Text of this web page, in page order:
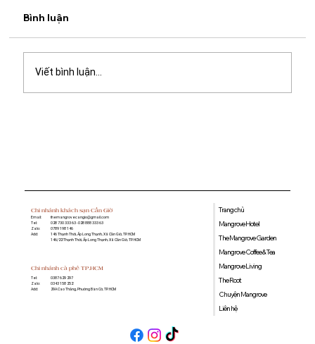
Bình luận
Viết bình luận...
Chi nhánh khách sạn Cần Giờ
Email:
Tel:
Zalo:
Add:
themangrovecangio@gmail.com
028 730 333 63 - 028 888 333 63
0789 198 146
146 Thạnh Thới, Ấp Long Thạnh, Xã Cần Giờ, TP. HCM
146/22 Thạnh Thới, Ấp Long Thạnh, Xã Cần Giờ, TP. HCM
Trang chủ
Mangrove Hotel
The Mangrove Garden
Mangrove Coffee & Tea
Mangrove Living
The Root
Chuyện Mangrove
Liên hệ
Chi nhánh cà phê TP.HCM
Tel:
Zalo:
Add:
0387 629 297
0343 158 252
29A Cao Thắng, Phường Bàn Cờ, TP. HCM